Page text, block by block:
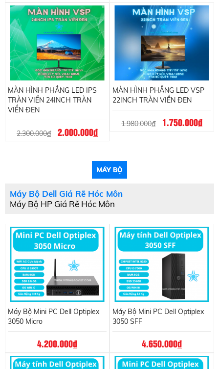
MÀN HÌNH PHẲNG LED IPS
TRÀN VIỀN 24INCH TRÀN
VIỀN ĐEN
2.300.000đ 2.000.000đ
MÀN HÌNH PHẲNG LED VSP
22INCH TRÀN VIỀN ĐEN
1.980.000đ 1.750.000đ
MÁY BỘ
Máy Bộ Dell Giá Rẽ Hóc Môn
Máy Bộ HP Giá Rẽ Hóc Môn
Máy Bộ Mini PC Dell Optiplex
3050 Micro
4.200.000đ
Máy Bộ Mini PC Dell Optiplex
3050 SFF
4.650.000đ